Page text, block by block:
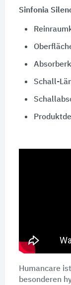
Sinfonia
Schall-
Humancare
besonderen